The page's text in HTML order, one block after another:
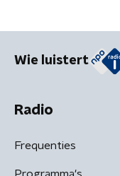
Wie luistert
Radio
Frequenties
Programma's